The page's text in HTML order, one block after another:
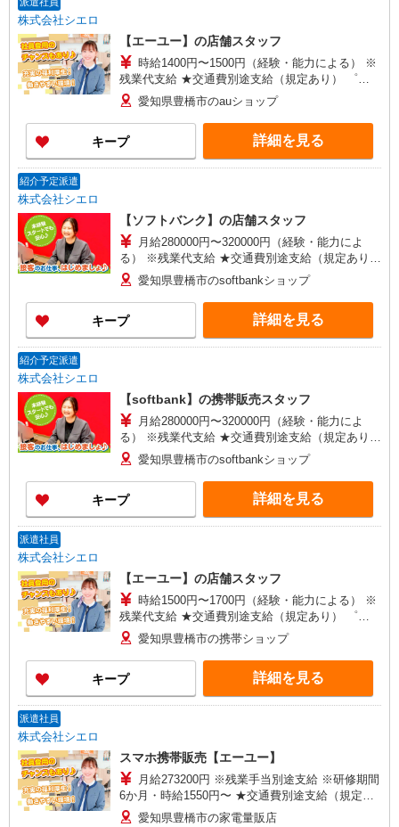
株式会社シエロ
【エーユー】の店舗スタッフ
時給1400円〜1500円（経験・能力による） ※
残業代支給 ★交通費別途支給（規定あり） ゜
+゜・。○。・゜+゜・。○。・゜+゜ 入社祝い金10
万円支給(規定有) お友達を紹介頂くと, インセンテ
ィブ支給(規定有) ★月2回払い・週払い可能（規程
有）★ ゜・。○。・゜+゜・。○。・゜+゜
愛知県豊橋市のauショップ
キープ 詳細を見る
紹介予定派遣
株式会社シエロ
【ソフトバンク】の店舗スタッフ
月給280000円〜320000円（経験・能力によ
る） ※残業代支給 ★交通費別途支給（規定あり）
゜+゜・。○。・゜+゜・。○。・゜+゜ 入社祝い金
10万円支給(規定有) お友達を紹介頂くと, インセン
ティブ支給(規定有) ゜・。○。・゜+゜・。
○。・゜+゜
愛知県豊橋市のsoftbankショップ
キープ 詳細を見る
紹介予定派遣
株式会社シエロ
【softbank】の携帯販売スタッフ
月給280000円〜320000円（経験・能力によ
る） ※残業代支給 ★交通費別途支給（規定あり）
゜+゜・。○。・゜+゜・。○。・゜+゜ 入社祝い金
10万円支給(規定有) お友達を紹介頂くと, インセン
ティブ支給(規定有) ゜・。○。・゜+゜・。
○。・゜+゜
愛知県豊橋市のsoftbankショップ
キープ 詳細を見る
派遣社員
株式会社シエロ
【エーユー】の店舗スタッフ
時給1500円〜1700円（経験・能力による） ※
残業代支給 ★交通費別途支給（規定あり） ゜
+゜・。○。・゜+゜・。○。・゜+゜ 入社祝い金10
万円支給(規定有) お友達を紹介頂くと, インセンテ
ィブ支給(規定有) ★月2回払い・週払い可能（規程
有）★ ゜・。○。・゜+゜・。○。・゜+゜
愛知県豊橋市の携帯ショップ
キープ 詳細を見る
派遣社員
株式会社シエロ
スマホ携帯販売【エーユー】
月給273200円 ※残業手当別途支給 ※研修期間
6か月・時給1550円〜 ★交通費別途支給（規定あ
り） ゜+゜・。○。・゜+゜・。○。・゜+゜ 入社愛知県豊橋市の家電量販店